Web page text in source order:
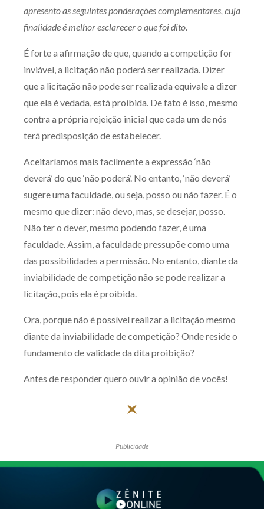
Zênite Fácil IA
Zênite Play
Orientação por Escrito
Mentoria Zênite
Capacitação
Eventos presenciais
Zênite in Company
Diferenciais
Receba por RSS
Av. Sete de Setembro, 4698
Batel
Curitiba/ PR CEP 80240-000
Telefone (41) 2109-8666
Whatsapp (41) 98881-6616
apresento as seguintes ponderações complementares, cuja
finalidade é melhor esclarecer o que foi dito.
É forte a afirmação de que, quando a competição for
inviável, a licitação não poderá ser realizada. Dizer
que a licitação não pode ser realizada equivale a dizer
que ela é vedada, está proibida. De fato é isso, mesmo
contra a própria rejeição inicial que cada um de nós
terá predisposição de estabelecer.
Aceitaríamos mais facilmente a expressão ‘não
deverá’ do que ‘não poderá’. No entanto, ‘não deverá’
sugere uma faculdade, ou seja, posso ou não fazer. É o
mesmo que dizer: não devo, mas, se desejar, posso.
Não ter o dever, mesmo podendo fazer, é uma
faculdade. Assim, a faculdade pressupõe como uma
das possibilidades a permissão. No entanto, diante da
inviabilidade de competição não se pode realizar a
licitação, pois ela é proibida.
Ora, porque não é possível realizar a licitação mesmo
diante da inviabilidade de competição? Onde reside o
fundamento de validade da dita proibição?
Antes de responder quero ouvir a opinião de vocês!
Publicidade